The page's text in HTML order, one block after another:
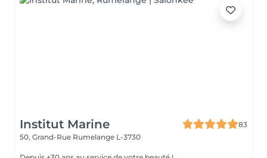
Institut Marine
83
50, Grand-Rue Rumelange L-3730